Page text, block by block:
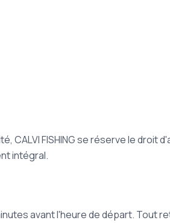
FISHING se réserve le droit
intégral.
avant l'heure de départ. Tout